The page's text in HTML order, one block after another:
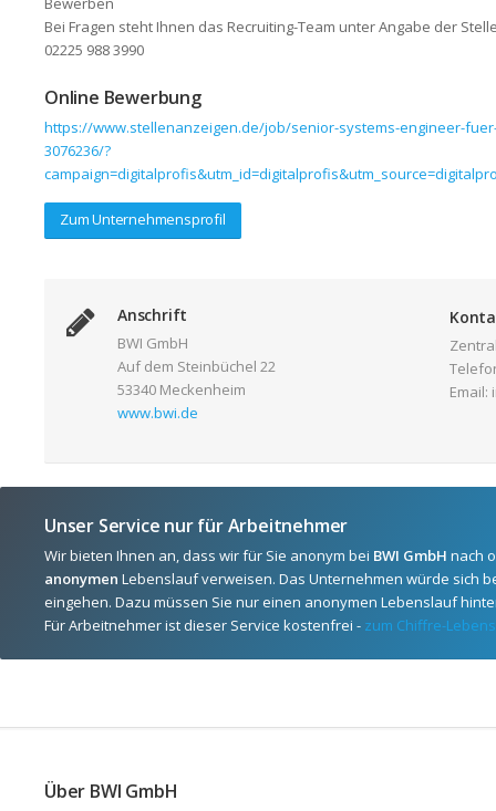
Bei Fragen steht Ihnen das Recruiting-Team unter Angabe der
02225 988 3990
Online Bewerbung
https://www.stellenanzeigen.de/job/senior-systems-engineer-
3076236/?
Zum Unternehmensprofil
Anschrift
BWI GmbH
Auf dem Steinbüchel 22
53340 Meckenheim
www.bwi.de
Email:
Unser Service nur für Arbeitnehmer
Wir bieten Ihnen an, dass wir für Sie anonym bei BWI GmbH nach
anonymen Lebenslauf verweisen. Das Unternehmen würde sich
eingehen. Dazu müssen Sie nur einen anonymen Lebenslauf
Für Arbeitnehmer ist dieser Service kostenfrei - zum Chiffre-
Über BWI GmbH